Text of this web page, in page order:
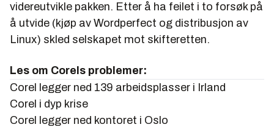
videreutvikle pakken. Etter å ha feilet i to forsøk på
å utvide (kjøp av Wordperfect og distribusjon av
Linux) skled selskapet mot skifteretten.
Les om Corels problemer:
Corel legger ned 139 arbeidsplasser i Irland
Corel i dyp krise
Corel legger ned kontoret i Oslo